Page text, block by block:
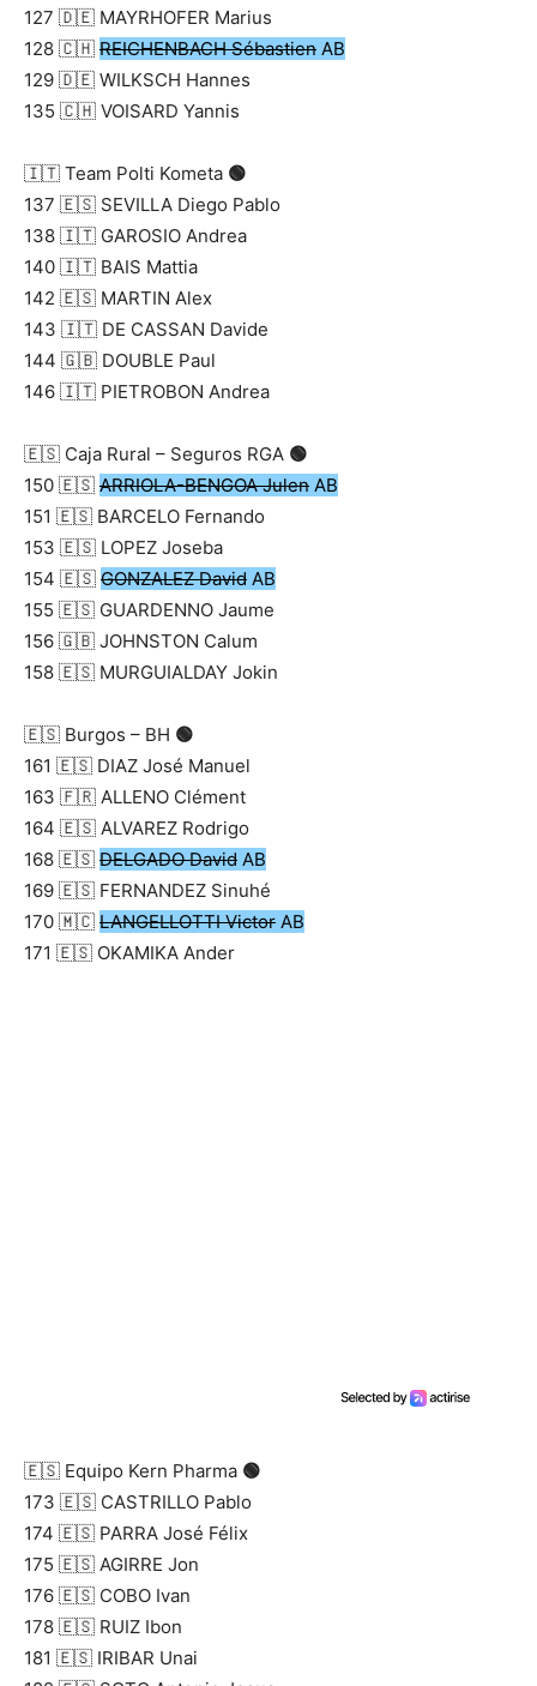
127 🇩🇪 MAYRHOFER Marius
128 🇨🇭 REICHENBACH Sébastien AB
129 🇩🇪 WILKSCH Hannes
135 🇨🇭 VOISARD Yannis
🇮🇹 Team Polti Kometa 🟢
137 🇪🇸 SEVILLA Diego Pablo
138 🇮🇹 GAROSIO Andrea
140 🇮🇹 BAIS Mattia
142 🇪🇸 MARTIN Alex
143 🇮🇹 DE CASSAN Davide
144 🇬🇧 DOUBLE Paul
146 🇮🇹 PIETROBON Andrea
🇪🇸 Caja Rural – Seguros RGA 🟢
150 🇪🇸 ARRIOLA-BENGOA Julen AB
151 🇪🇸 BARCELO Fernando
153 🇪🇸 LOPEZ Joseba
154 🇪🇸 GONZALEZ David AB
155 🇪🇸 GUARDENNO Jaume
156 🇬🇧 JOHNSTON Calum
158 🇪🇸 MURGUIALDAY Jokin
🇪🇸 Burgos – BH 🟢
161 🇪🇸 DIAZ José Manuel
163 🇫🇷 ALLENO Clément
164 🇪🇸 ALVAREZ Rodrigo
168 🇪🇸 DELGADO David AB
169 🇪🇸 FERNANDEZ Sinuhé
170 🇲🇨 LANGELLOTTI Victor AB
171 🇪🇸 OKAMIKA Ander
🇪🇸 Equipo Kern Pharma 🟢
173 🇪🇸 CASTRILLO Pablo
174 🇪🇸 PARRA José Félix
175 🇪🇸 AGIRRE Jon
176 🇪🇸 COBO Ivan
178 🇪🇸 RUIZ Ibon
181 🇪🇸 IRIBAR Unai